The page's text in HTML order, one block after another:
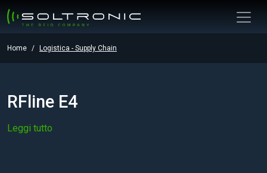
Home Logistica - Supply Chain
RFline E4
Leggi tutto